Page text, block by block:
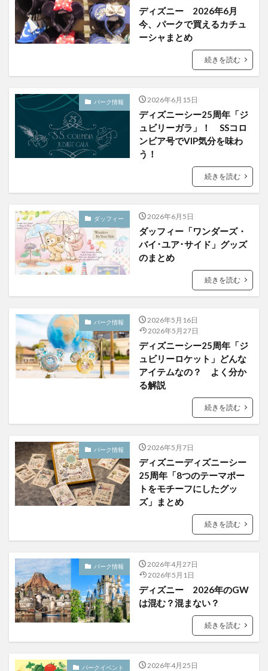
ディズニー 2026年6月
今、パークで買えるカチュ
ーシャまとめ
続きを読む
パーク情報 2026年6月15日
ディズニーシー25周年「ジ
ュビリーガラ」！ SSコロ
ンビア号でVIP気分を味わ
う！
続きを読む
ダッフィー 2026年6月5日
ダッフィー「ワンダーズ・
バイ･ユア･サイド」グッズ
のまとめ
続きを読む
パーク情報
2026年5月16日
2026年5月27日
ディズニーシー25周年「ジ
ュビリーロケット」どんな
アイテムなの？ よく分か
る解説
続きを読む
パーク情報 2026年5月7日
ディズニーディズニーシー
25周年「8つのテーマポー
トをモチーフにしたグッ
ズ」まとめ
続きを読む
パーク情報
2026年4月27日
2026年5月1日
ディズニー 2026年のGW
は混む？混まない？
続きを読む
パークイベント 2026年4月25日